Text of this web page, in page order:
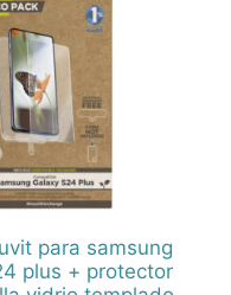
para samsung
plus + protector